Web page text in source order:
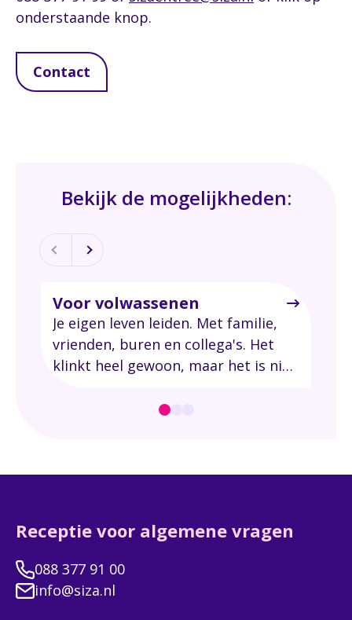
onderstaande knop.
Contact
Bekijk de mogelijkheden:
Voor volwassenen
Je eigen leven leiden. Met familie,
vrienden, buren en collega's. Het
klinkt heel gewoon, maar het is niet
omdat je een beperking of
Receptie voor algemene vragen
088 377 91 00
info@siza.nl